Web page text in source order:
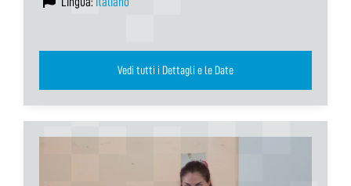
Vedi tutti i Dettagli e le Date